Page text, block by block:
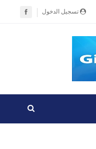
تسجيل الدخول